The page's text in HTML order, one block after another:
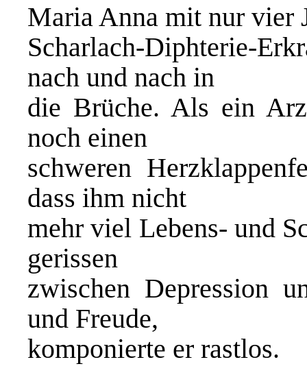
Maria Anna mit nur vier
Scharlach-Diphterie-
nach und nach in
die Brüche. Als ein
noch einen
schweren
dass ihm nicht
mehr viel Lebens- und
gerissen
zwischen Depression
und Freude,
komponierte er rastlos.